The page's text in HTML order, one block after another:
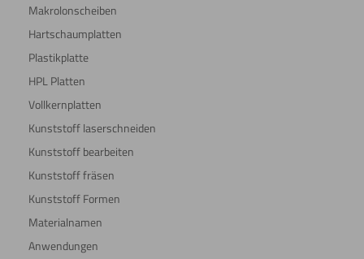
Makrolonscheiben
Hartschaumplatten
Plastikplatte
HPL Platten
Vollkernplatten
Kunststoff laserschneiden
Kunststoff bearbeiten
Kunststoff fräsen
Kunststoff Formen
Materialnamen
Anwendungen